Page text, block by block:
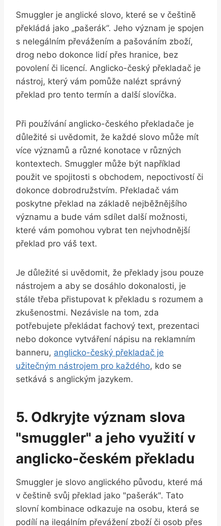
Smuggler je anglické slovo, které se v češtině
překládá jako „pašerák“. Jeho význam je spojen
s nelegálním převážením a pašováním zboží,
drog nebo dokonce lidí přes hranice, bez
povolení či licencí. Anglicko-český překladač je
nástroj, který vám pomůže nalézt správný
překlad pro tento termín a další slovíčka.
Při používání anglicko-českého překladače je
důležité si uvědomit, že každé slovo může mít
více významů a různé konotace v různých
kontextech. Smuggler může být například
použit ve spojitosti s obchodem, nepoctivostí či
dokonce dobrodružstvím. Překladač vám
poskytne překlad na základě nejběžnějšího
významu a bude vám sdílet další možnosti,
které vám pomohou vybrat ten nejvhodnější
překlad pro váš text.
Je důležité si uvědomit, že překlady jsou pouze
nástrojem a aby se dosáhlo dokonalosti, je
stále třeba přistupovat k překladu s rozumem a
zkušenostmi. Nezávisle na tom, zda
potřebujete překládat fachový text, prezentaci
nebo dokonce vytváření nápisu na reklamním
banneru, anglicko-český překladač je
užitečným nástrojem pro každého, kdo se
setkává s anglickým jazykem.
5. Odkryjte význam slova
"smuggler" a jeho využití v
anglicko-českém překladu
Smuggler je slovo anglického původu, které má
v češtině svůj překlad jako "pašerák". Tato
slovní kombinace odkazuje na osobu, která se
podílí na ilegálním převážení zboží či osob přes